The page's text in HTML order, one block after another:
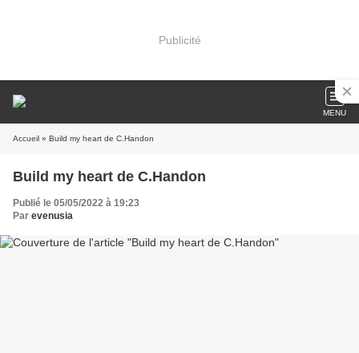
Publicité
MENU
Accueil » Build my heart de C.Handon
Build my heart de C.Handon
Publié le 05/05/2022 à 19:23
Par evenusia